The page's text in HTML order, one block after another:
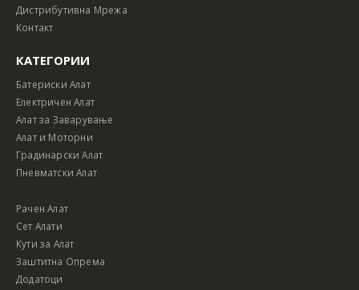
Дистрибутивна Мрежа
Контакт
КАТЕГОРИИ
Батериски Алат
Електричен Алат
Алат за Заварување
Алат и Моторни
Градинарски Алат
Пневматски Алат
Рачен Алат
Сет Алати
Кути за Алат
Заштитна Опрема
Додатоци